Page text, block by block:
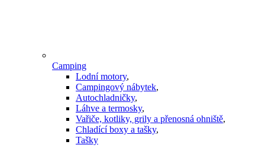
Camping
Lodní motory,
Campingový nábytek,
Autochladničky,
Láhve a termosky,
Vařiče, kotliky, grily a přenosná ohniště,
Chladící boxy a tašky,
Tašky